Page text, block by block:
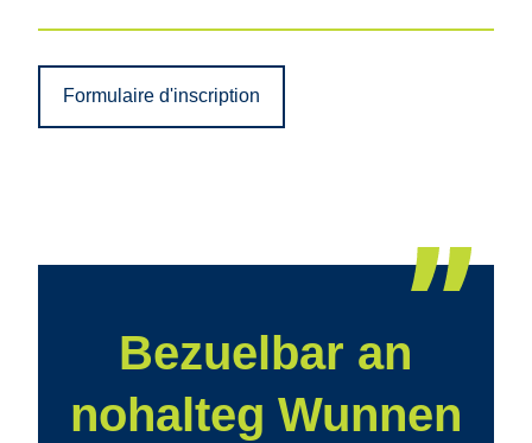
Formulaire d'inscription
Bezuelbar an
nohalteg Wunnen